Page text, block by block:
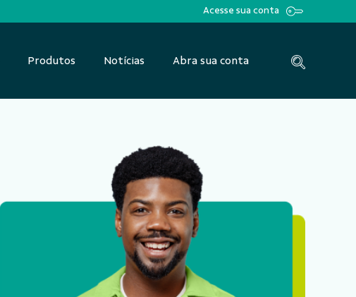
Acesse sua conta
Produtos Notícias Abra sua conta